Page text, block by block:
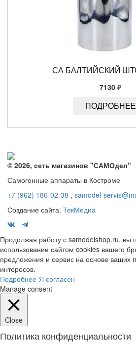
СА БАЛТИЙСКИЙ
7130 ₽
ПОДРОБНЕЕ
© 2026, сеть магазинов "САМОдел"
Самогонные аппараты в Костроме
+7 (962) 186-02-38 , samodel-
Создание сайта: ТекМедиа
Продолжая работу с samodelshop.ru, вы
использование сайтом cookies вашего
предложения и сервис на основе ваших
интересов.
Подробнее Я согласен
Manage consent
Close
Политика конфиденциальности